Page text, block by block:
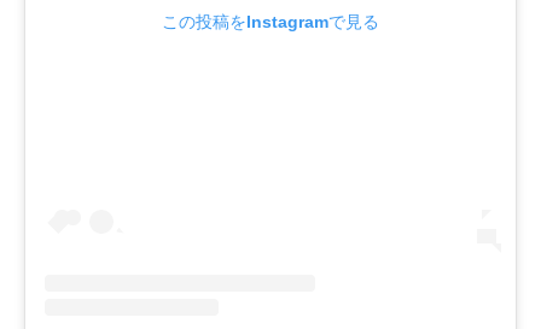
この投稿をInstagramで見る